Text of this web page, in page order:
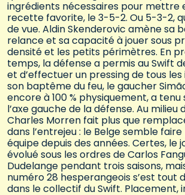
ingrédients nécessaires pour mettre
recette favorite, le 3-5-2. Ou 5-3-2,
de vue. Aldin Skenderovic amène sa
relance et sa capacité à jouer sous
densité et les petits périmètres. En
temps, la défense a permis au Swift
et d’effectuer un pressing de tous les
son baptême du feu, le gaucher
encore à 100 % physiquement, a
l’axe gauche de la défense. Au milieu
Charles Morren fait plus que
dans l’entrejeu : le Belge semble
équipe depuis des années. Certes, le
évolué sous les ordres de Carlos
Dudelange pendant trois saisons,
numéro 28 hesperangeois s’est tout
dans le collectif du Swift. Placement,